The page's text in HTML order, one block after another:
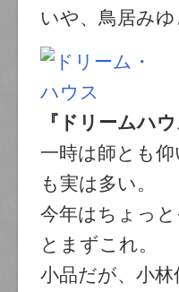
いや、鳥居み
『ドリームハ
一時は師とも
も実は多い。
今年はちょっ
とまずこれ。
小品だが、小